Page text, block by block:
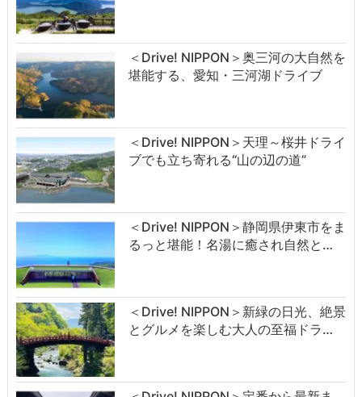
＜Drive! NIPPON＞奥三河の大自然を
堪能する、愛知・三河湖ドライブ
＜Drive! NIPPON＞天理～桜井ドライ
ブでも立ち寄れる“山の辺の道”
＜Drive! NIPPON＞静岡県伊東市をま
るっと堪能！名湯に癒され自然と…
＜Drive! NIPPON＞新緑の日光、絶景
とグルメを楽しむ大人の至福ドラ…